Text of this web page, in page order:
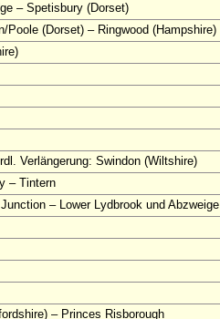
– Spetisbury (Dorset)
Poole (Dorset) – Ringwood (Hampshire)
Verlängerung: Swindon (Wiltshire)
– Tintern
– Lower Lydbrook und Abzweige
– Princes Risborough